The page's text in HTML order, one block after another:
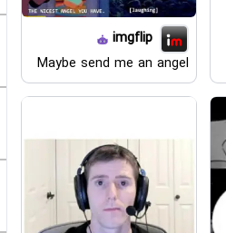
imgflip
Maybe send me an angel